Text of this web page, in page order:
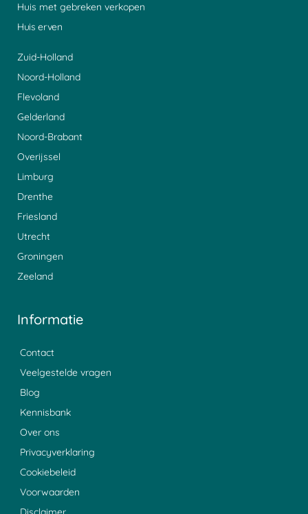
Huis met gebreken verkopen
Huis erven
Zuid-Holland
Noord-Holland
Flevoland
Gelderland
Noord-Brabant
Overijssel
Limburg
Drenthe
Friesland
Utrecht
Groningen
Zeeland
Informatie
Contact
Veelgestelde vragen
Blog
Kennisbank
Over ons
Privacyverklaring
Cookiebeleid
Voorwaarden